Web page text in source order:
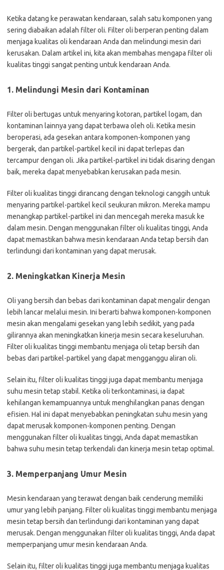
Ketika datang ke perawatan kendaraan, salah satu komponen yang
sering diabaikan adalah filter oli. Filter oli berperan penting dalam
menjaga kualitas oli kendaraan Anda dan melindungi mesin dari
kerusakan. Dalam artikel ini, kita akan membahas mengapa filter oli
kualitas tinggi sangat penting untuk kendaraan Anda.
1. Melindungi Mesin dari Kontaminan
Filter oli bertugas untuk menyaring kotoran, partikel logam, dan
kontaminan lainnya yang dapat terbawa oleh oli. Ketika mesin
beroperasi, ada gesekan antara komponen-komponen yang
bergerak, dan partikel-partikel kecil ini dapat terlepas dan
tercampur dengan oli. Jika partikel-partikel ini tidak disaring dengan
baik, mereka dapat menyebabkan kerusakan pada mesin.
Filter oli kualitas tinggi dirancang dengan teknologi canggih untuk
menyaring partikel-partikel kecil seukuran mikron. Mereka mampu
menangkap partikel-partikel ini dan mencegah mereka masuk ke
dalam mesin. Dengan menggunakan filter oli kualitas tinggi, Anda
dapat memastikan bahwa mesin kendaraan Anda tetap bersih dan
terlindungi dari kontaminan yang dapat merusak.
2. Meningkatkan Kinerja Mesin
Oli yang bersih dan bebas dari kontaminan dapat mengalir dengan
lebih lancar melalui mesin. Ini berarti bahwa komponen-komponen
mesin akan mengalami gesekan yang lebih sedikit, yang pada
gilirannya akan meningkatkan kinerja mesin secara keseluruhan.
Filter oli kualitas tinggi membantu menjaga oli tetap bersih dan
bebas dari partikel-partikel yang dapat mengganggu aliran oli.
Selain itu, filter oli kualitas tinggi juga dapat membantu menjaga
suhu mesin tetap stabil. Ketika oli terkontaminasi, ia dapat
kehilangan kemampuannya untuk menghilangkan panas dengan
efisien. Hal ini dapat menyebabkan peningkatan suhu mesin yang
dapat merusak komponen-komponen penting. Dengan
menggunakan filter oli kualitas tinggi, Anda dapat memastikan
bahwa suhu mesin tetap terkendali dan kinerja mesin tetap optimal.
3. Memperpanjang Umur Mesin
Mesin kendaraan yang terawat dengan baik cenderung memiliki
umur yang lebih panjang. Filter oli kualitas tinggi membantu menjaga
mesin tetap bersih dan terlindungi dari kontaminan yang dapat
merusak. Dengan menggunakan filter oli kualitas tinggi, Anda dapat
memperpanjang umur mesin kendaraan Anda.
Selain itu, filter oli kualitas tinggi juga membantu menjaga kualitas